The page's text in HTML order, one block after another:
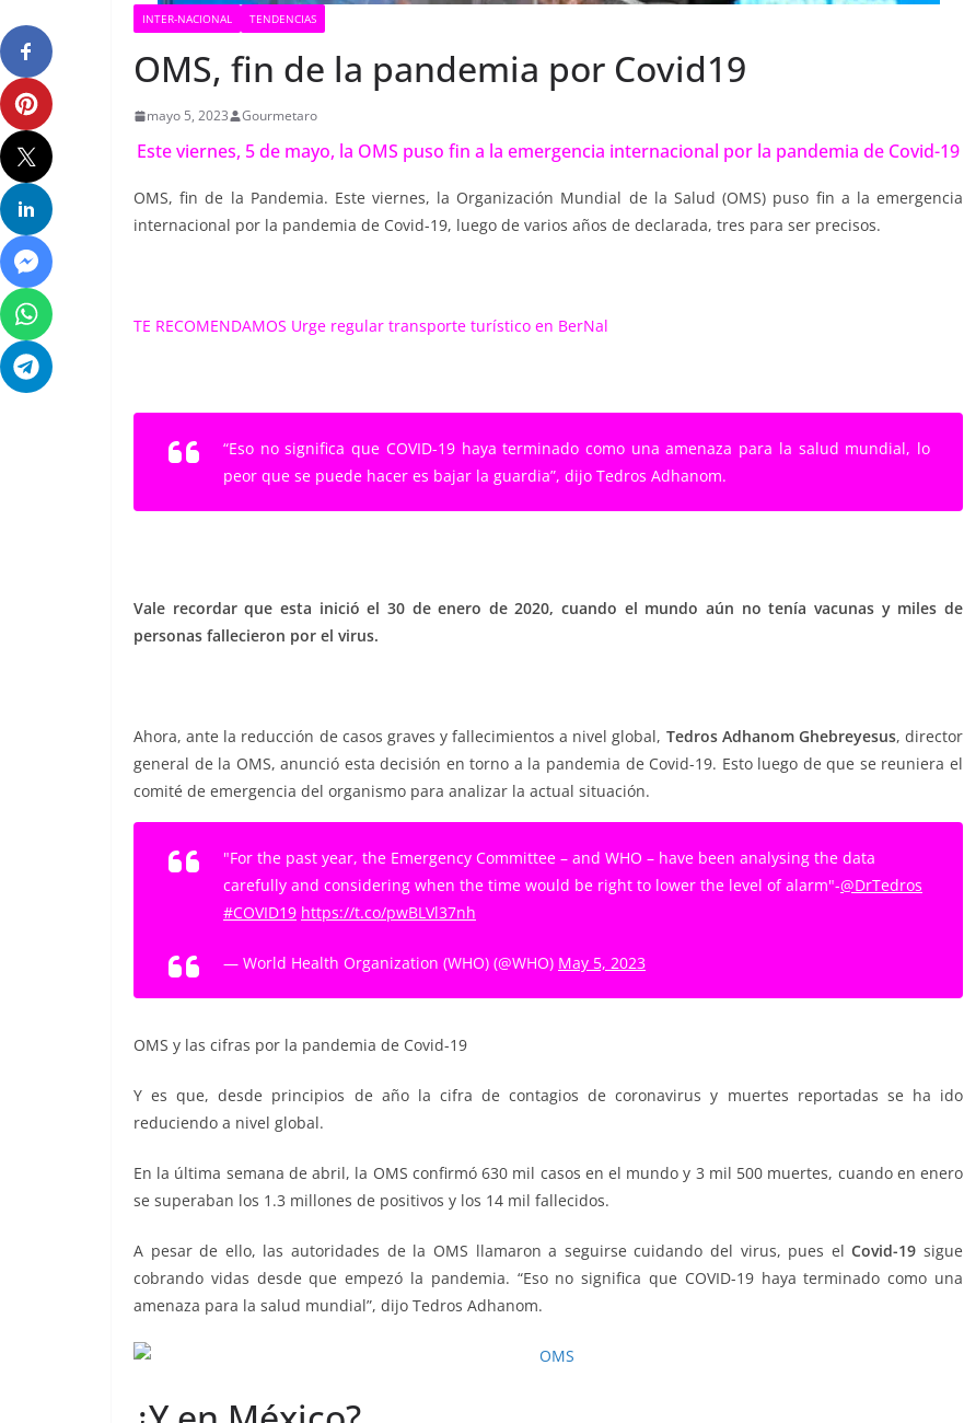
INTER-NACIONAL TENDENCIAS
OMS, fin de la pandemia por Covid19
mayo 5, 2023 Gourmetaro
Este viernes, 5 de mayo, la OMS puso fin a la emergencia internacional por la pandemia de Covid-19
OMS, fin de la Pandemia. Este viernes, la Organización Mundial de la Salud (OMS) puso fin a la emergencia
internacional por la pandemia de Covid-19, luego de varios años de declarada, tres para ser precisos.
TE RECOMENDAMOS Urge regular transporte turístico en BerNal
“Eso no significa que COVID-19 haya terminado como una amenaza para la salud mundial, lo
peor que se puede hacer es bajar la guardia”, dijo Tedros Adhanom.
Vale recordar que esta inició el 30 de enero de 2020, cuando el mundo aún no tenía vacunas y miles de
personas fallecieron por el virus.
Ahora, ante la reducción de casos graves y fallecimientos a nivel global, Tedros Adhanom Ghebreyesus, director
general de la OMS, anunció esta decisión en torno a la pandemia de Covid-19. Esto luego de que se reuniera el
comité de emergencia del organismo para analizar la actual situación.
"For the past year, the Emergency Committee – and WHO – have been analysing the data
carefully and considering when the time would be right to lower the level of alarm"-@DrTedros
#COVID19 https://t.co/pwBLVl37nh
— World Health Organization (WHO) (@WHO) May 5, 2023
OMS y las cifras por la pandemia de Covid-19
Y es que, desde principios de año la cifra de contagios de coronavirus y muertes reportadas se ha ido
reduciendo a nivel global.
En la última semana de abril, la OMS confirmó 630 mil casos en el mundo y 3 mil 500 muertes, cuando en enero
se superaban los 1.3 millones de positivos y los 14 mil fallecidos.
A pesar de ello, las autoridades de la OMS llamaron a seguirse cuidando del virus, pues el Covid-19 sigue
cobrando vidas desde que empezó la pandemia. “Eso no significa que COVID-19 haya terminado como una
amenaza para la salud mundial”, dijo Tedros Adhanom.